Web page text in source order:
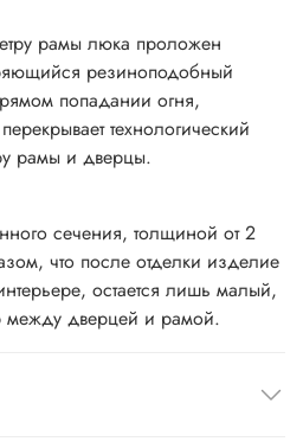
рамы люка проложен
резиноподобный
попадании огня,
технологический
рамы и дверцы.
сечения, толщиной от 2
что после отделки изделие
остается лишь малый,
между дверцей и рамой.